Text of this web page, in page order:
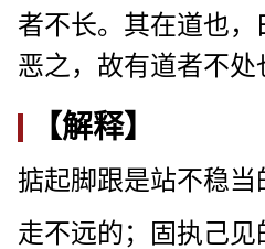
者不长。其在道也
恶之，故有道者不处
【解释】
掂起脚跟是站不稳
走不远的；固执己见